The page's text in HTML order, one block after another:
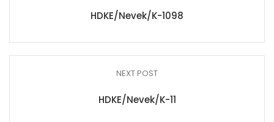
HDKE/Nevek/K-1098
NEXT POST
HDKE/Nevek/K-11